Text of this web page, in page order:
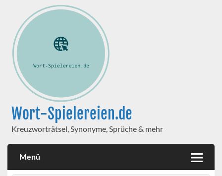
Wort-Spielereien.de
Kreuzworträtsel, Synonyme, Sprüche & mehr
Menü